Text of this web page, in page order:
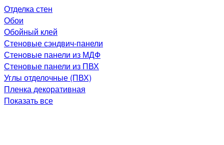
Отделка стен
Обои
Обойный клей
Стеновые сэндвич-панели
Стеновые панели из МДФ
Стеновые панели из ПВХ
Углы отделочные (ПВХ)
Пленка декоративная
Показать все